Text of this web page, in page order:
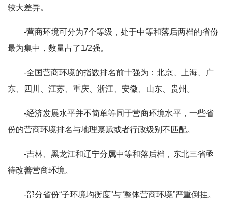
较大差异。
-营商环境可分为7个等级，处于中等和落后两档的省份
最为集中，数量占了1/2强。
-全国营商环境的指数排名前十强为：北京、上海、广
东、四川、江苏、重庆、浙江、安徽、山东、贵州。
-经济发展水平并不简单等同于营商环境水平，一些省
份的营商环境排名与地理禀赋或者行政级别不匹配。
-吉林、黑龙江和辽宁分属中等和落后档，东北三省亟
待改善营商环境。
-部分省份“子环境均衡度”与“整体营商环境”严重倒挂。